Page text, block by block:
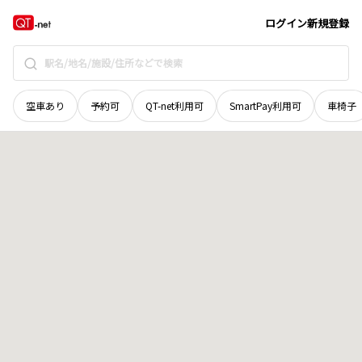
ログイン新規登録
空車あり 予約可 QT-net利用可 SmartPay利用可 車椅子
秋田県